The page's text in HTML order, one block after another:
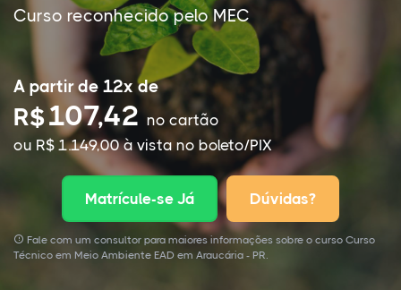
Curso reconhecido pelo MEC
A partir de 12x de
R$107,42no cartão
ou R$ 1.149,00 à vista no boleto/PIX
Matrícule-se Já Dúvidas?
Fale com um consultor para maiores informações sobre o curso Curso
Técnico em Meio Ambiente EAD em Araucária - PR.